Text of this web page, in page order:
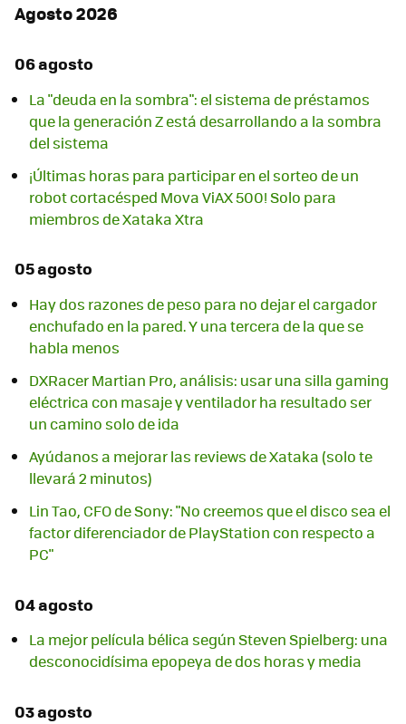
Agosto 2026
06 agosto
La "deuda en la sombra": el sistema de préstamos
que la generación Z está desarrollando a la sombra
del sistema
¡Últimas horas para participar en el sorteo de un
robot cortacésped Mova ViAX 500! Solo para
miembros de Xataka Xtra
05 agosto
Hay dos razones de peso para no dejar el cargador
enchufado en la pared. Y una tercera de la que se
habla menos
DXRacer Martian Pro, análisis: usar una silla gaming
eléctrica con masaje y ventilador ha resultado ser
un camino solo de ida
Ayúdanos a mejorar las reviews de Xataka (solo te
llevará 2 minutos)
Lin Tao, CFO de Sony: "No creemos que el disco sea el
factor diferenciador de PlayStation con respecto a
PC"
04 agosto
La mejor película bélica según Steven Spielberg: una
desconocidísima epopeya de dos horas y media
03 agosto